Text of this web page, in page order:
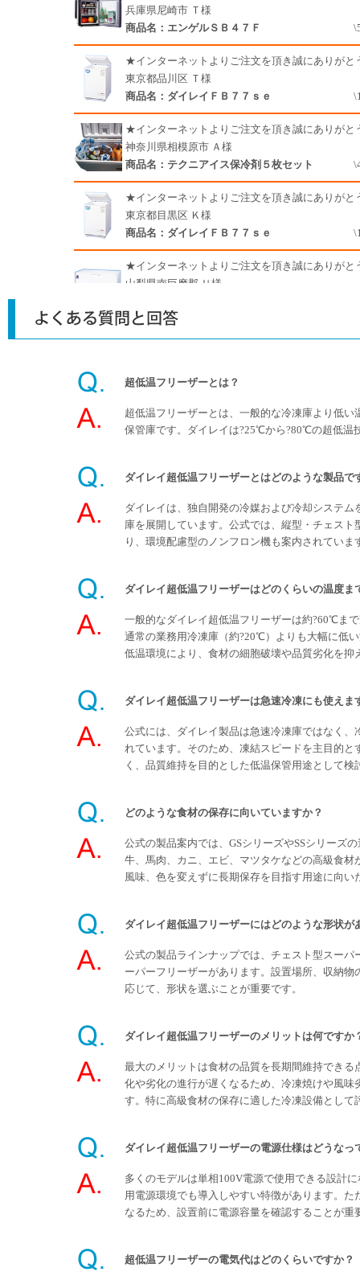
超低温フリーザーとは？
超低温フリーザーとは、一般的な冷凍庫より低い
保管庫です。ダイレイは?25℃から?80℃の超低温
ダイレイ超低温フリーザーとはどのような製品で
ダイレイは、独自開発の冷媒および冷却システム
庫を展開しています。公式では、縦型・チェスト
り、環境配慮型のノンフロン機も案内されていま
ダイレイ超低温フリーザーはどのくらいの温度ま
一般的なダイレイ超低温フリーザーは約?60℃ま
通常の業務用冷凍庫（約?20℃）よりも大幅に低
低温環境により、食材の細胞破壊や品質劣化を抑
ダイレイ超低温フリーザーは急速冷凍にも使えま
公式には、ダイレイ製品は急速冷凍庫ではなく、
れています。そのため、凍結スピードを主目的と
く、品質維持を目的とした低温保管用途として検
どのような食材の保存に向いていますか？
公式の製品案内では、GSシリーズやSSシリーズ
牛、馬肉、カニ、エビ、マツタケなどの高級食材
風味、色を変えずに長期保存を目指す用途に向い
ダイレイ超低温フリーザーにはどのような形状が
公式の製品ラインナップでは、チェスト型スーパ
ーパーフリーザーがあります。設置場所、収納物
応じて、形状を選ぶことが重要です。
ダイレイ超低温フリーザーのメリットは何ですか
最大のメリットは食材の品質を長期間維持できる
化や劣化の進行が遅くなるため、冷凍焼けや風味
す。特に高級食材の保存に適した冷凍設備として
ダイレイ超低温フリーザーの電源仕様はどうなっ
多くのモデルは単相100V電源で使用できる設計
用電源環境でも導入しやすい特徴があります。た
なるため、設置前に電源容量を確認することが重
超低温フリーザーの電気代はどのくらいですか？